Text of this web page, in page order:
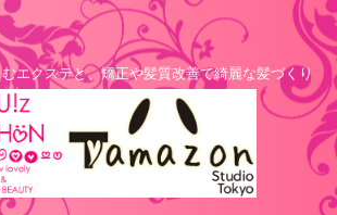
エクステと、矯正や髪質改善で綺麗な髪づくり